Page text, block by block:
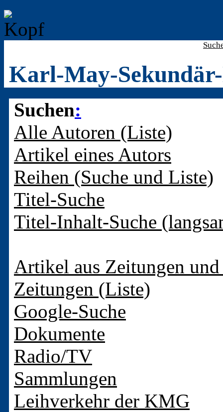
Karl-May-
Suchen:
Alle Autoren (Liste)
Artikel eines Autors
Reihen (Suche und Liste)
Titel-Suche
Titel-Inhalt-Suche
Artikel aus Zeitungen
Zeitungen (Liste)
Google-Suche
Dokumente
Radio/TV
Sammlungen
Leihverkehr der KMG